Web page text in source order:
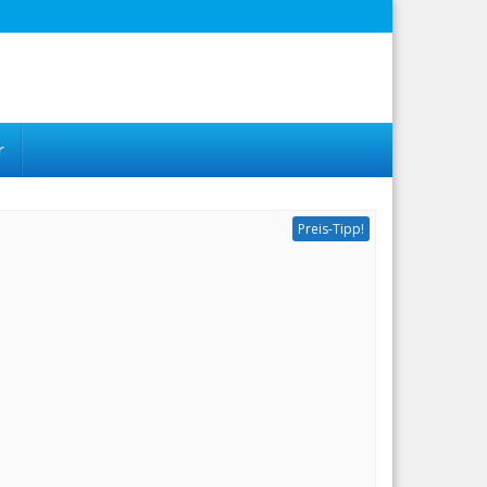
Preis-Tipp!